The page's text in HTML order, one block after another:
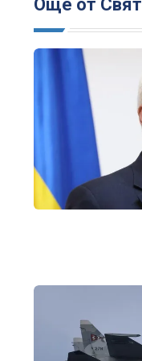
Още от Свят